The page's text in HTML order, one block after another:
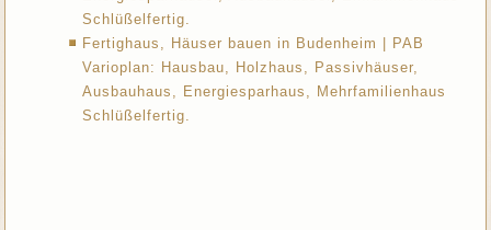
Schlüßelfertig.
Fertighaus, Häuser bauen in Budenheim | PAB
Varioplan: Hausbau, Holzhaus, Passivhäuser,
Ausbauhaus, Energiesparhaus, Mehrfamilienhaus
Schlüßelfertig.